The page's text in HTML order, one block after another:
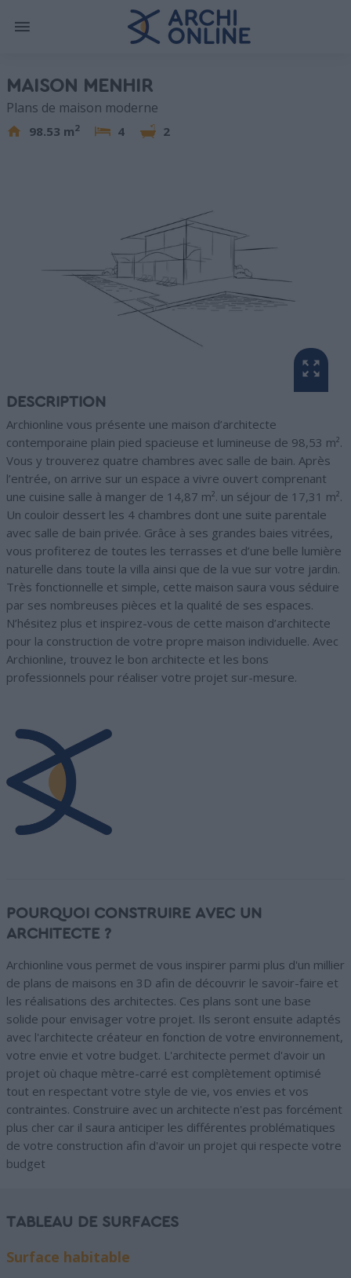
MAISON MENHIR
Plans de maison moderne
98.53 m2 4 2
DESCRIPTION
Archionline vous présente une maison d’architecte
contemporaine plain pied spacieuse et lumineuse de 98,53 m².
Vous y trouverez quatre chambres avec salle de bain. Après
l’entrée, on arrive sur un espace a vivre ouvert comprenant
une cuisine salle à manger de 14,87 m². un séjour de 17,31 m².
Un couloir dessert les 4 chambres dont une suite parentale
avec salle de bain privée. Grâce à ses grandes baies vitrées,
vous profiterez de toutes les terrasses et d’une belle lumière
naturelle dans toute la villa ainsi que de la vue sur votre jardin.
Très fonctionnelle et simple, cette maison saura vous séduire
par ses nombreuses pièces et la qualité de ses espaces.
N’hésitez plus et inspirez-vous de cette maison d’architecte
pour la construction de votre propre maison individuelle. Avec
Archionline, trouvez le bon architecte et les bons
professionnels pour réaliser votre projet sur-mesure.
POURQUOI CONSTRUIRE AVEC UN
ARCHITECTE ?
Archionline vous permet de vous inspirer parmi plus d'un millier
de plans de maisons en 3D afin de découvrir le savoir-faire et
les réalisations des architectes. Ces plans sont une base
solide pour envisager votre projet. Ils seront ensuite adaptés
avec l'architecte créateur en fonction de votre environnement,
votre envie et votre budget. L'architecte permet d'avoir un
projet où chaque mètre-carré est complètement optimisé
tout en respectant votre style de vie, vos envies et vos
contraintes. Construire avec un architecte n'est pas forcément
plus cher car il saura anticiper les différentes problématiques
de votre construction afin d'avoir un projet qui respecte votre
budget
TABLEAU DE SURFACES
Surface habitable